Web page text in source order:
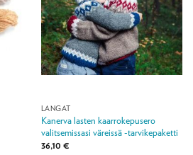
LANGAT
Kanerva lasten kaarrokepusero
valitsemissasi väreissä -tarvikepaketti
36,10 €